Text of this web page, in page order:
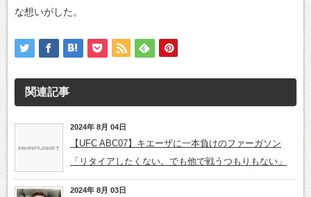
な想いがした。
関連記事
2024年 8月 04日
【UFC ABC07】キエーザに一本負けのファーガソン
「リタイアしたくない。でも他で戦うつもりもない」
2024年 8月 03日